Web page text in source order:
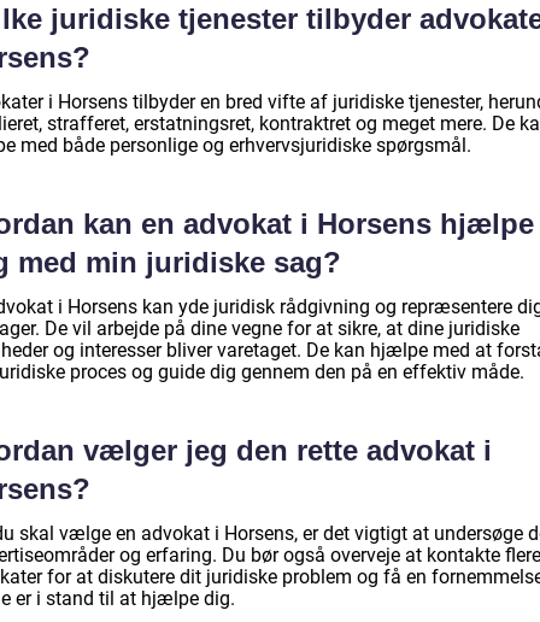
juridiske tjenester tilbyder
i Horsens tilbyder en bred vifte af juridiske tjenester,
strafferet, erstatningsret, kontraktret og meget mere. De
med både personlige og erhvervsjuridiske spørgsmål.
kan en advokat i Horsens hjælpe
med min juridiske sag?
i Horsens kan yde juridisk rådgivning og repræsentere
De vil arbejde på dine vegne for at sikre, at dine juridiske
og interesser bliver varetaget. De kan hjælpe med at
proces og guide dig gennem den på en effektiv måde.
vælger jeg den rette advokat i
skal vælge en advokat i Horsens, er det vigtigt at undersøge
og erfaring. Du bør også overveje at kontakte flere
for at diskutere dit juridiske problem og få en
er i stand til at hjælpe dig.